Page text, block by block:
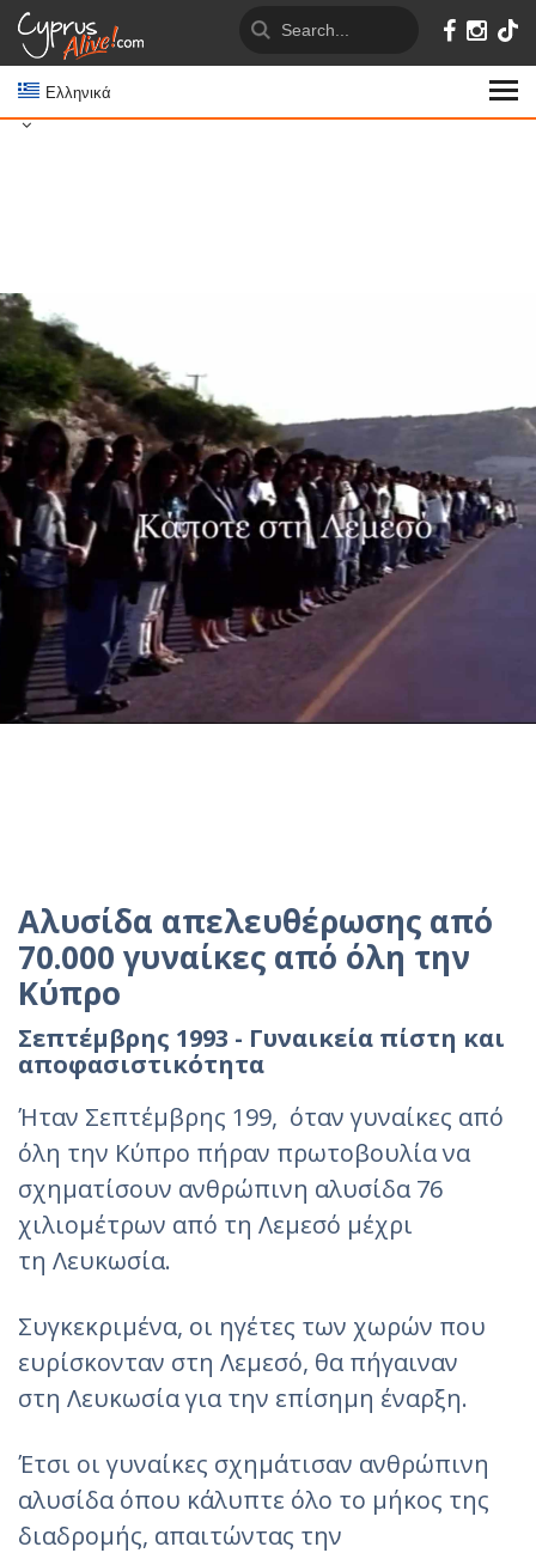
Ελληνικά
Αλυσίδα απελευθέρωσης από
70.000 γυναίκες από όλη την
Κύπρο
Σεπτέμβρης 1993 - Γυναικεία πίστη και
αποφασιστικότητα
Ήταν Σεπτέμβρης 199, όταν γυναίκες από
όλη την Κύπρο πήραν πρωτοβουλία να
σχηματίσουν ανθρώπινη αλυσίδα 76
χιλιομέτρων από τη Λεμεσό μέχρι
τη Λευκωσία.
Συγκεκριμένα, οι ηγέτες των χωρών που
ευρίσκονταν στη Λεμεσό, θα πήγαιναν
στη Λευκωσία για την επίσημη έναρξη.
Έτσι οι γυναίκες σχημάτισαν ανθρώπινη
αλυσίδα όπου κάλυπτε όλο το μήκος της
διαδρομής, απαιτώντας την